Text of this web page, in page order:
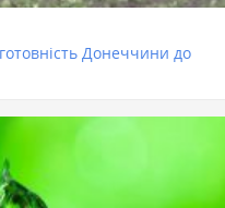
Донеччини до